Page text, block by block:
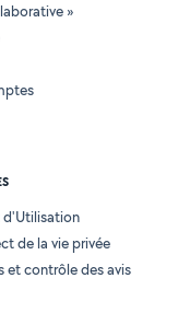
»
d'Utilisation
de la vie privée
et contrôle des avis